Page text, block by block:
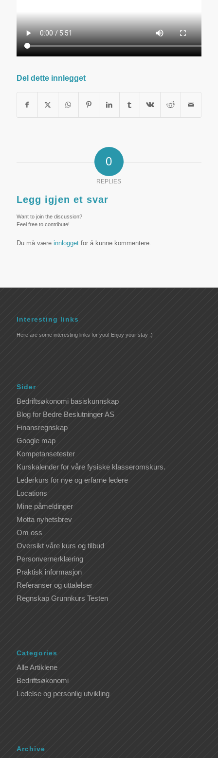
Del dette innlegget
0
REPLIES
Legg igjen et svar
Want to join the discussion?
Feel free to contribute!
Du må være innloggetfor å kunne kommentere.
Interesting links
Here are some interesting links for you! Enjoy your stay :)
Sider
Bedriftsøkonomi basiskunnskap
Blog for Bedre Beslutninger AS
Finansregnskap
Google map
Kompetansetester
Kurskalender for våre fysiske klasseromskurs.
Lederkurs for nye og erfarne ledere
Locations
Mine påmeldinger
Motta nyhetsbrev
Om oss
Oversikt våre kurs og tilbud
Personvernerklæring
Praktisk informasjon
Referanser og uttalelser
Regnskap Grunnkurs Testen
Categories
Alle Artiklene
Bedriftsøkonomi
Ledelse og personlig utvikling
Archive